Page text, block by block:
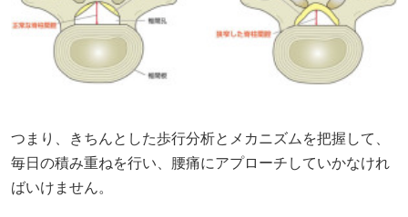
つまり、きちんとした歩行分析とメカニズムを把握して、
毎日の積み重ねを行い、腰痛にアプローチしていかなけれ
ばいけません。